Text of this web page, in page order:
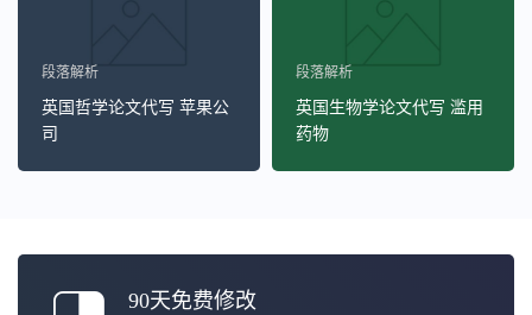
段落解析
英国哲学论文代写 苹果公
司
段落解析
英国生物学论文代写 滥用
药物
90天免费修改